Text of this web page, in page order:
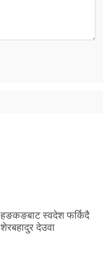
हङकङबाट स्वदेश फर्किदै
शेरबहादुर देउवा